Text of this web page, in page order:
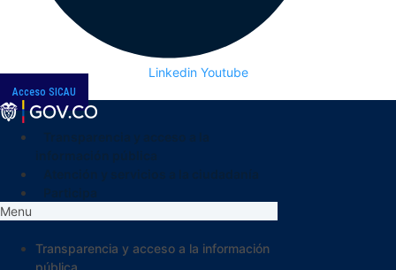
Linkedin Youtube
Acceso SICAU
Menu
Transparencia y acceso a la información